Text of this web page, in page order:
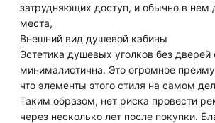
затрудняющих доступ, и обычно в нем
места,
Внешний вид душевой кабины
Эстетика душевых уголков без дверей
минималистична. Это огромное
что элементы этого стиля на самом
Таким образом, нет риска провести
через несколько лет после покупки.